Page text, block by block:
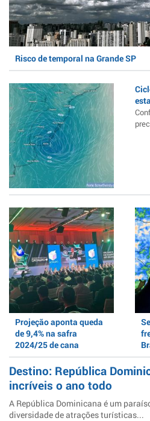
Risco de temporal na Grande SP
Projeção aponta queda
de 9,4% na safra
2024/25 de cana
Destino: República
incríveis o ano todo
A República Dominicana é um
diversidade de atrações turísticas...